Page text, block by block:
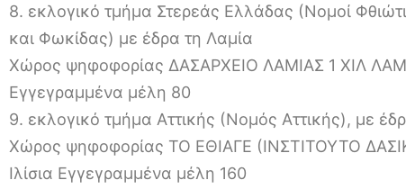
8. εκλογικό τμήμα Στερεάς Ελλάδας (Νομοί
και Φωκίδας) με έδρα τη Λαμία
Χώρος ψηφοφορίας ΔΑΣΑΡΧΕΙΟ ΛΑΜΙΑΣ 1 ΧΙΛ
Εγγεγραμμένα μέλη 80
9. εκλογικό τμήμα Αττικής (Νομός Αττικής), με
Χώρος ψηφοφορίας ΤΟ ΕΘΙΑΓΕ (ΙΝΣΤΙΤΟΥΤΟ
Ιλίσια Εγγεγραμμένα μέλη 160